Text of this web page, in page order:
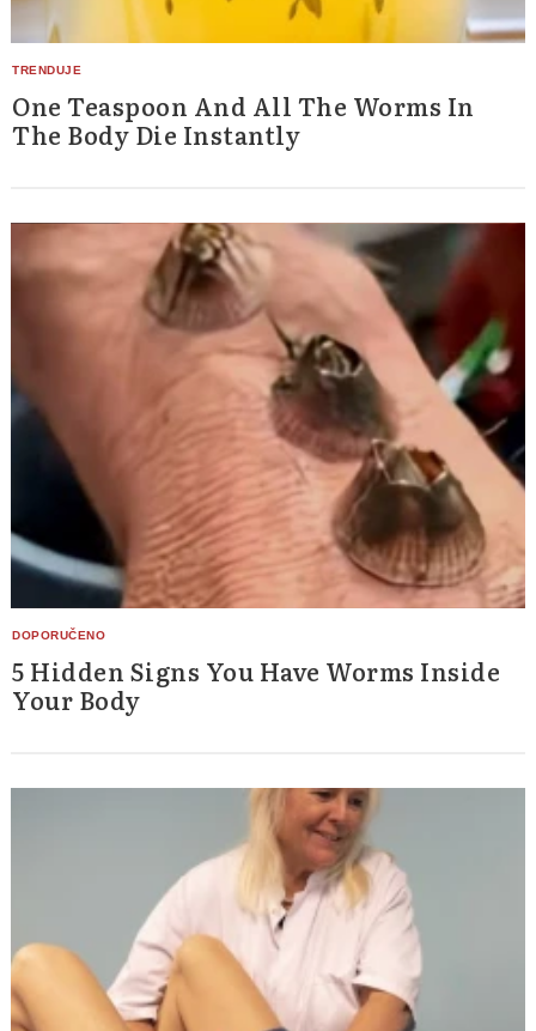
One Teaspoon And All The Worms In
The Body Die Instantly
5 Hidden Signs You Have Worms Inside
Your Body